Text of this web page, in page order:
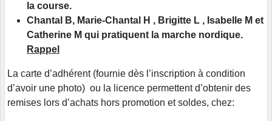
la course.
Chantal B, Marie-Chantal H , Brigitte L , Isabelle M et
Catherine M qui pratiquent la marche nordique.
Rappel
La carte d’adhérent (fournie dès l’inscription à condition
d’avoir une photo) ou la licence permettent d’obtenir des
remises lors d’achats hors promotion et soldes, chez: